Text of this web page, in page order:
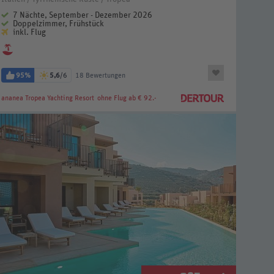
7 Nächte, September - Dezember 2026
Doppelzimmer, Frühstück
inkl. Flug
95% 5,6/6 18 Bewertungen
ananea Tropea Yachting Resort ohne Flug ab € 92.-